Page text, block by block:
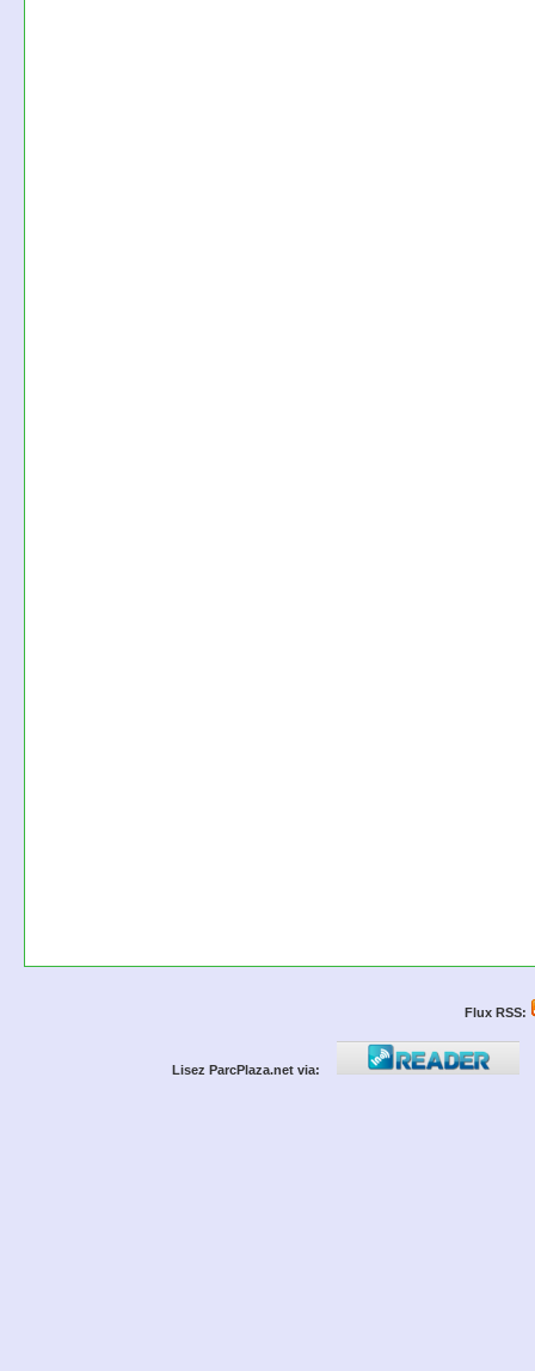
Flux RSS:
Lisez ParcPlaza.net via: